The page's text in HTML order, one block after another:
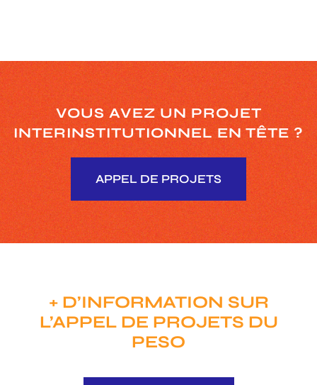
VOUS AVEZ UN PROJET
INTERINSTITUTIONNELEN TÊTE ?
APPEL DE PROJETS
+ D’INFORMATION SUR
L’APPEL DE PROJETS DU
PESO